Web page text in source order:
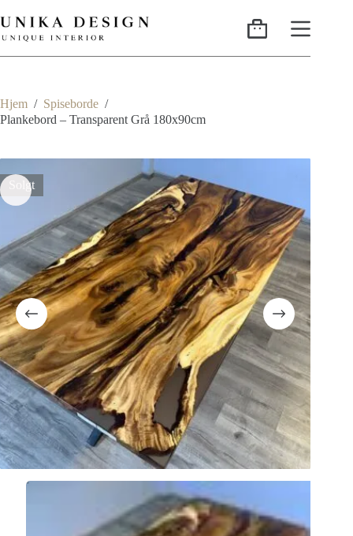
Hjem / Spiseborde /
Plankebord – Transparent Grå 180x90cm
Solgt